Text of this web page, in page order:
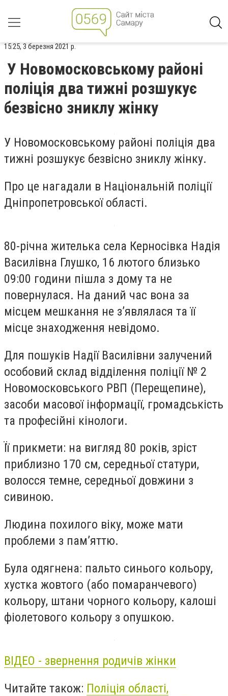
15:25, 3 березня 2021 р.
У Новомосковському районі
поліція два тижні розшукує
безвісно зниклу жінку
У Новомосковському районі поліція два
тижні розшукує безвісно зниклу жінку.
Про це нагадали в Національній поліції
Дніпропетровської області.
80-річна жителька села Керносівка Надія
Василівна Глушко, 16 лютого близько
09:00 години пішла з дому та не
повернулася. На даний час вона за
місцем мешкання не з’являлася та її
місце знаходження невідомо.
Для пошуків Надії Василівни залучений
особовий склад відділення поліції № 2
Новомосковського РВП (Перещепине),
засоби масової інформації, громадськість
та професійні кінологи.
Її прикмети: на вигляд 80 років, зріст
приблизно 170 см, середньої статури,
волосся темне, середньої довжини з
сивиною.
Людина похилого віку, може мати
проблеми з пам’яттю.
Була одягнена: пальто синього кольору,
хустка жовтого (або помаранчевого)
кольору, штани чорного кольору, калоші
фіолетового кольору з опушкою.
ВІДЕО - звернення родичів жінки
Читайте також: Поліція області,